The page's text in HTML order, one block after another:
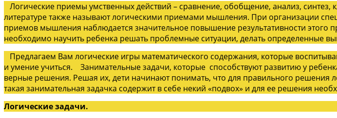
Логические приемы умственных действий – сравнение, обобщение, анализ, синтез,
литературе также называют логическими приемами мышления. При организации
приемов мышления наблюдается значительное повышение результативности этого
необходимо научить ребенка решать проблемные ситуации, делать определенные
Предлагаем Вам логические игры математического содержания, которые
и умение учиться. Занимательные задачи, которые способствуют развитию у
верные решения. Решая их, дети начинают понимать, что для правильного решения
такая занимательная задачка содержит в себе некий «подвох» и для ее решения
Логические задачи.